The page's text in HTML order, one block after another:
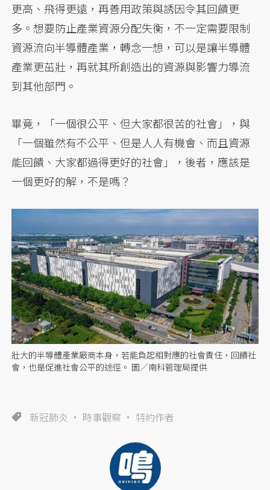
更高、飛得更遠，再善用政策與誘因令其回饋更
多。想要防止產業資源分配失衡，不一定需要限制
資源流向半導體產業，轉念一想，可以是讓半導體
產業更茁壯，再就其所創造出的資源與影響力導流
到其他部門。
畢竟，「一個很公平、但大家都很苦的社會」，與
「一個雖然有不公平、但是人人有機會、而且資源
能回饋、大家都過得更好的社會」，後者，應該是
一個更好的解，不是嗎？
壯大的半導體產業廠商本身，若能負起相對應的社會責任，回饋社
會，也是促進社會公平的途徑。 圖／南科管理局提供
新冠肺炎 時事觀察 特約作者